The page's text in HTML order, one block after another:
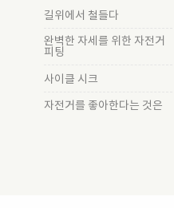
길위에서 철들다
완벽한 자세를 위한 자전거
피팅
사이클 시크
자전거를 좋아한다는 것은